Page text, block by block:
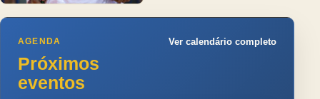
AGENDA
Próximos
eventos
Ver calendário completo